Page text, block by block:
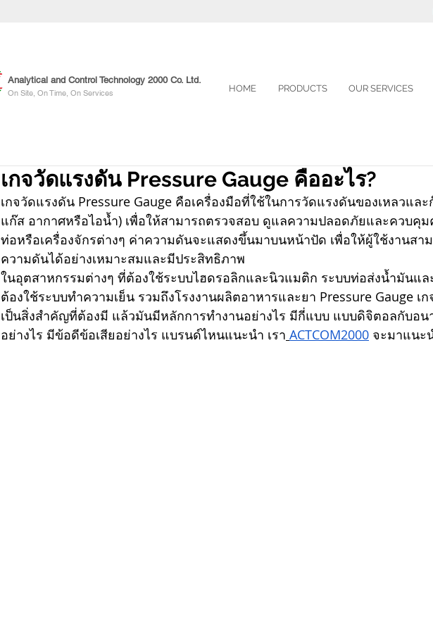
Analytical and Control Technology 2000 Co. Ltd.
On Site, On Time, On Services HOME PRODUCTS OUR SERVICES
เกจวัดแรงดัน Pressure Gauge คืออะไร?
เกจวัดแรงดัน Pressure Gauge คือเครื่องมือที่ใช้ในการวัดแรงดันของเหลวแล
แก๊ส อากาศหรือไอน้ำ) เพื่อให้สามารถตรวจสอบ ดูแลความปลอดภัยและควบคุ
ท่อหรือเครื่องจักรต่างๆ ค่าความดันจะแสดงขึ้นมาบนหน้าปัด เพื่อให้ผู้ใช้งานสา
ความดันได้อย่างเหมาะสมและมีประสิทธิภาพ
ในอุตสาหกรรมต่างๆ ที่ต้องใช้ระบบไฮดรอลิกและนิวแมติก ระบบท่อส่งน้ำมันแล
ต้องใช้ระบบทำความเย็น รวมถึงโรงงานผลิตอาหารและยา Pressure Gauge เ
เป็นสิ่งสำคัญที่ต้องมี แล้วมันมีหลักการทำงานอย่างไร มีกี่แบบ แบบดิจิตอลกับอน
อย่างไร มีข้อดีข้อเสียอย่างไร แบรนด์ไหนแนะนำ เรา ACTCOM2000 จะมาแนะ